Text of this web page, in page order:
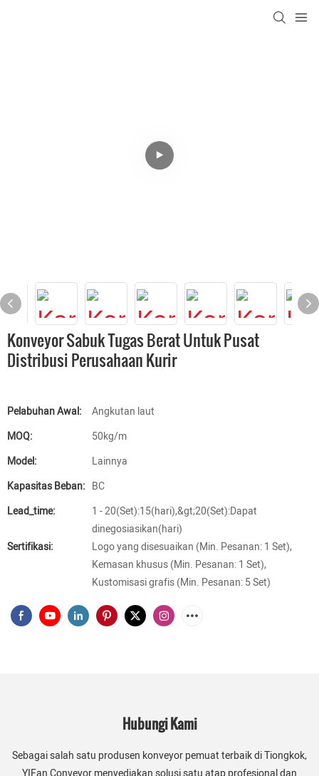
Konveyor Sabuk Tugas Berat Untuk Pusat
Distribusi Perusahaan Kurir
Pelabuhan Awal:
Angkutan laut
MOQ:
50kg/m
Model:
Lainnya
Kapasitas Beban: BC
Lead_time:
1 - 20(Set):15(hari),&gt;20(Set):Dapat
dinegosiasikan(hari)
Sertifikasi:
Logo yang disesuaikan (Min. Pesanan: 1 Set),
Kemasan khusus (Min. Pesanan: 1 Set),
Kustomisasi grafis (Min. Pesanan: 5 Set)
Hubungi Kami
Sebagai salah satu produsen konveyor pemuat terbaik di Tiongkok,